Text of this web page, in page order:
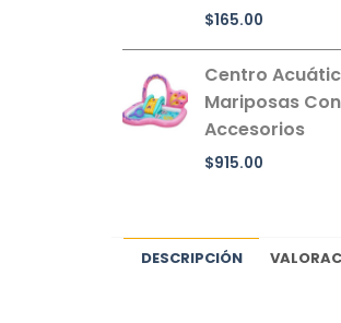
$165.00
Centro
Mariposas Con
Accesorios
$915.00
DESCRIPCIÓN